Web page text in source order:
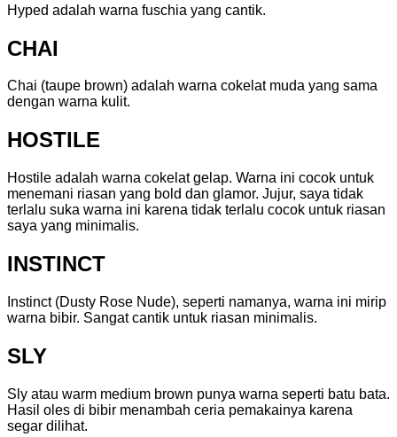
Hyped adalah warna fuschia yang cantik.
CHAI
Chai (taupe brown) adalah warna cokelat muda yang sama
dengan warna kulit.
HOSTILE
Hostile adalah warna cokelat gelap. Warna ini cocok untuk
menemani riasan yang bold dan glamor. Jujur, saya tidak
terlalu suka warna ini karena tidak terlalu cocok untuk riasan
saya yang minimalis.
INSTINCT
Instinct (Dusty Rose Nude), seperti namanya, warna ini mirip
warna bibir. Sangat cantik untuk riasan minimalis.
SLY
Sly atau warm medium brown punya warna seperti batu bata.
Hasil oles di bibir menambah ceria pemakainya karena
segar dilihat.